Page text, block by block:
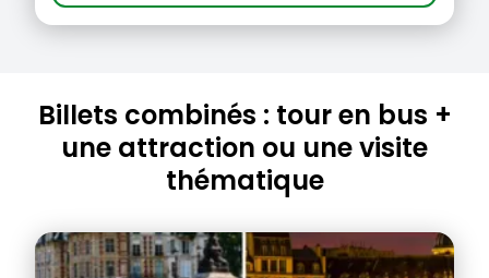
Billets combinés : tour en bus +
une attraction ou une visite
thématique